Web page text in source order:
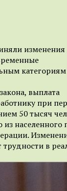
категориям
выплата
при
50 тысяч
из населенного
в